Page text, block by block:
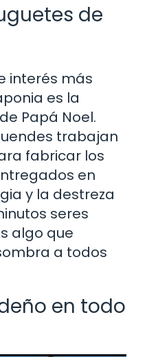
de
interés más
es la
Papá Noel.
trabajan
fabricar los
en
y la destreza
seres
algo que
a todos
en todo